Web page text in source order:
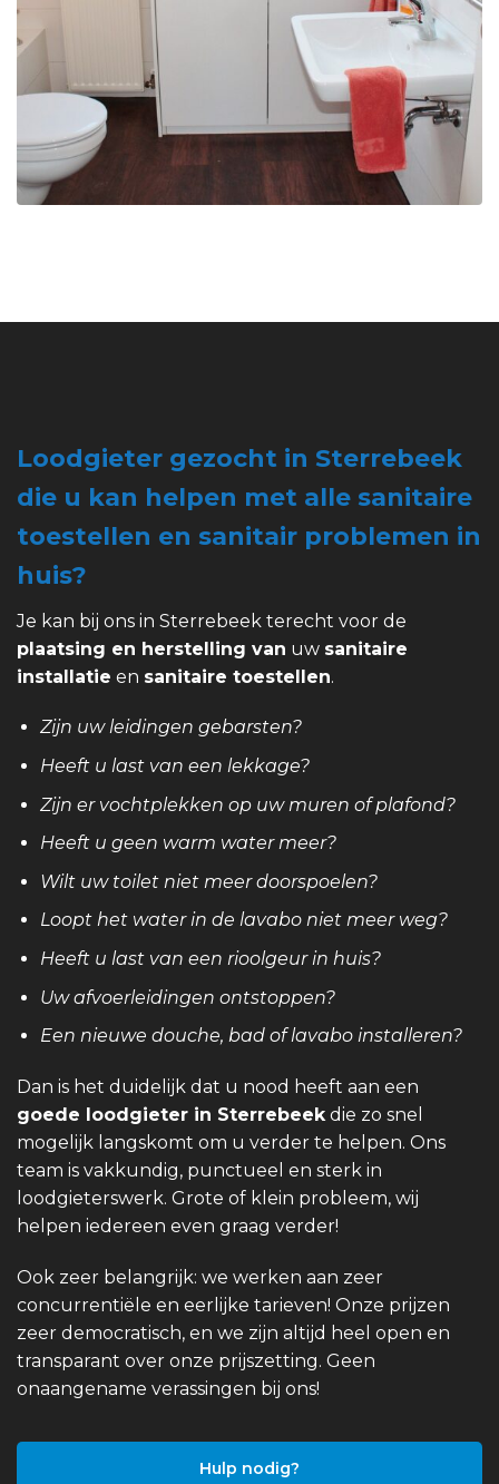
Loodgieter gezocht in Sterrebeek
die u kan helpen met alle sanitaire
toestellen en sanitair problemen in
huis?
Je kan bij ons in Sterrebeek terecht voor de
plaatsing en herstelling van uw sanitaire
installatie en sanitaire toestellen.
Zijn uw leidingen gebarsten?
Heeft u last van een lekkage?
Zijn er vochtplekken op uw muren of plafond?
Heeft u geen warm water meer?
Wilt uw toilet niet meer doorspoelen?
Loopt het water in de lavabo niet meer weg?
Heeft u last van een rioolgeur in huis?
Uw afvoerleidingen ontstoppen?
Een nieuwe douche, bad of lavabo installeren?
Dan is het duidelijk dat u nood heeft aan een
goede loodgieter in Sterrebeekdie zo snel
mogelijk langskomt om u verder te helpen. Ons
team is vakkundig, punctueel en sterk in
loodgieterswerk. Grote of klein probleem, wij
helpen iedereen even graag verder!
Ook zeer belangrijk: we werken aan zeer
concurrentiële en eerlijke tarieven! Onze prijzen
zeer democratisch, en we zijn altijd heel open en
transparant over onze prijszetting. Geen
onaangename verassingen bij ons!
Hulp nodig?